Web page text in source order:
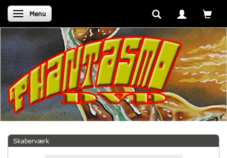
Skifte navigation
Menu
Skaberværk